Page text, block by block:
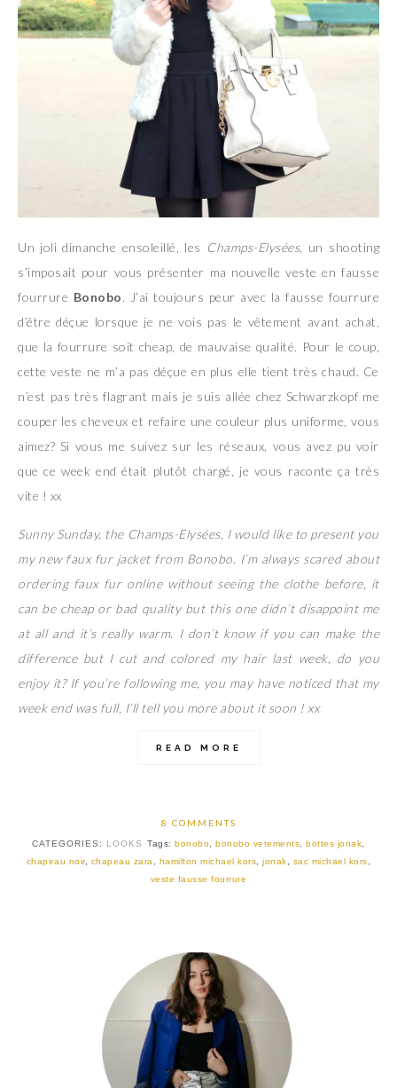
Un joli dimanche ensoleillé, les Champs-Elysées, un shooting
s’imposait pour vous présenter ma nouvelle veste en fausse
fourrure Bonobo. J’ai toujours peur avec la fausse fourrure
d’être déçue lorsque je ne vois pas le vêtement avant achat,
que la fourrure soit cheap, de mauvaise qualité. Pour le coup,
cette veste ne m’a pas déçue en plus elle tient très chaud. Ce
n’est pas très flagrant mais je suis allée chez Schwarzkopf me
couper les cheveux et refaire une couleur plus uniforme, vous
aimez? Si vous me suivez sur les réseaux, vous avez pu voir
que ce week end était plutôt chargé, je vous raconte ça très
vite ! xx
Sunny Sunday, the Champs-Elysées, I would like to present you
my new faux fur jacket from Bonobo. I’m always scared about
ordering faux fur online without seeing the clothe before, it
can be cheap or bad quality but this one didn’t disappoint me
at all and it’s really warm. I don’t know if you can make the
difference but I cut and colored my hair last week, do you
enjoy it? If you’re following me, you may have noticed that my
week end was full, I’ll tell you more about it soon ! xx
READ MORE
8 COMMENTS
CATEGORIES: LOOKS Tags:bonobo ,bonobo vetements ,bottes jonak
chapeau noir, chapeau zara hamilton michael kors ,jonak sac michael kors
veste fausse fourrure